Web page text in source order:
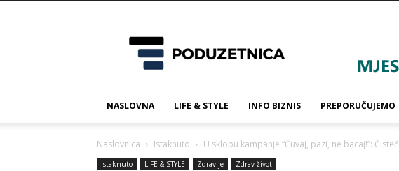
NASLOVNA LIFE & STYLE INFO BIZNIS PREPORUČUJEMO
Naslovnica Istaknuto U sklopu kampanje “Čuvaj, pazi, ne bacaj!”:
Istaknuto LIFE & STYLE Zdravlje Zdrav život